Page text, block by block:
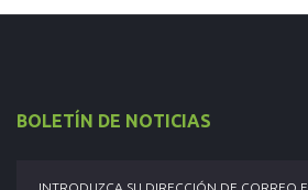
BOLETÍN DE NOTICIAS